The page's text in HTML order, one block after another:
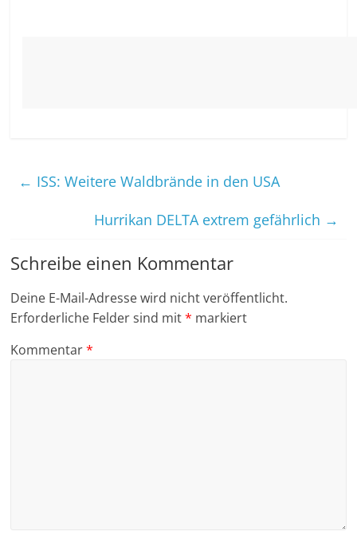
← ISS: Weitere Waldbrände in den USA
Hurrikan DELTA extrem gefährlich →
Schreibe einen Kommentar
Deine E-Mail-Adresse wird nicht veröffentlicht.
Erforderliche Felder sind mit* markiert
Kommentar*